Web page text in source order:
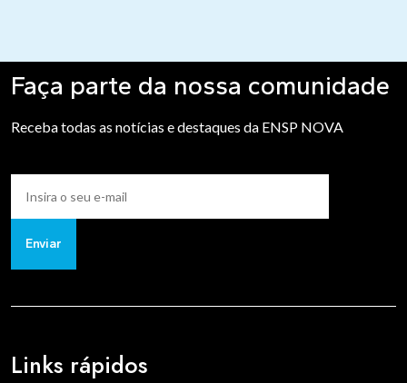
Faça parte da nossa comunidade
Receba todas as notícias e destaques da ENSP NOVA
Enviar
Links rápidos